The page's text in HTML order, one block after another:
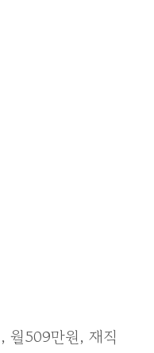
, 월509만원, 재직